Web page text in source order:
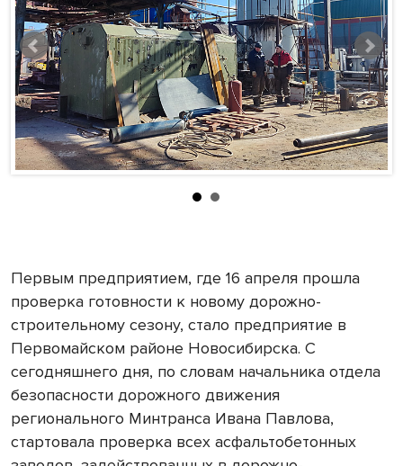
Первым предприятием, где 16 апреля прошла
проверка готовности к новому дорожно-
строительному сезону, стало предприятие в
Первомайском районе Новосибирска. С
сегодняшнего дня, по словам начальника отдела
безопасности дорожного движения
регионального Минтранса Ивана Павлова,
стартовала проверка всех асфальтобетонных